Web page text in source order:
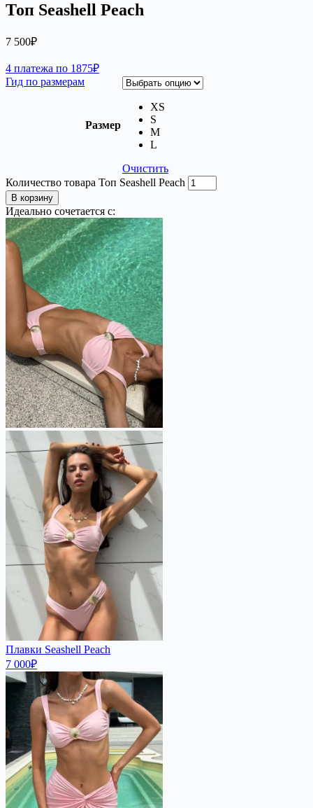
Топ Seashell Peach
7 500₽
4 платежа по 1875₽
Гид по размерам
Размер
XS
S
M
L
Очистить
Количество товара Топ Seashell Peach
В корзину
Идеально сочетается с:
Плавки Seashell Peach
7 000₽